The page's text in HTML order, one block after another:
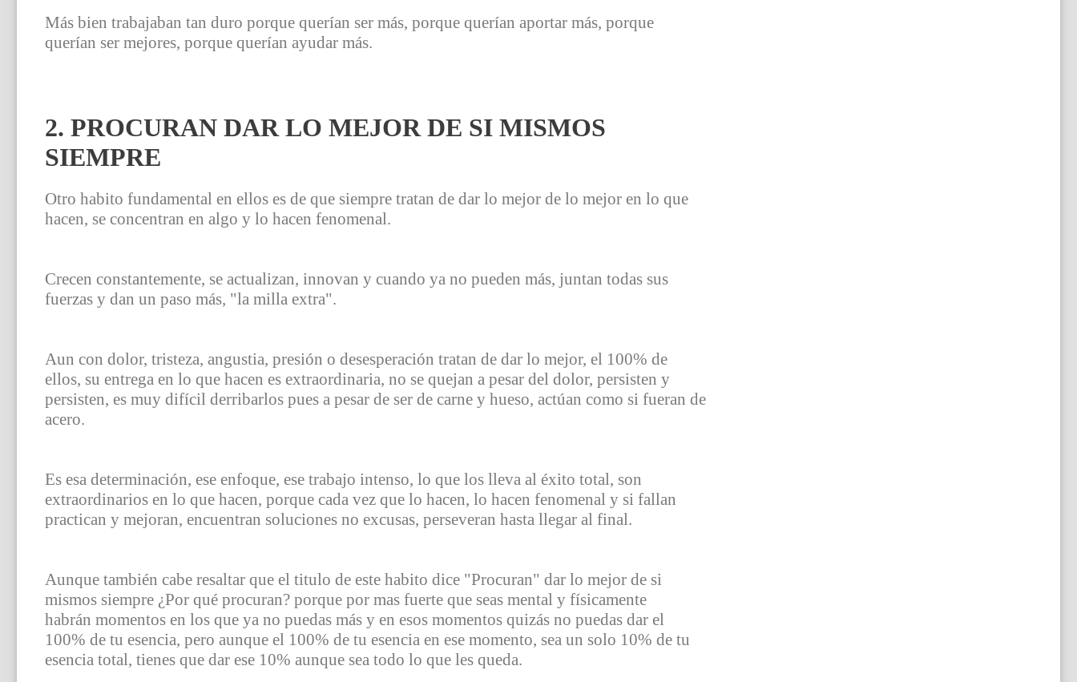
Más bien trabajaban tan duro porque querían ser más, porque querían aportar más, porque
querían ser mejores, porque querían ayudar más.
2. PROCURAN DAR LO MEJOR DE SI MISMOS
SIEMPRE
Otro habito fundamental en ellos es de que siempre tratan de dar lo mejor de lo mejor en lo que
hacen, se concentran en algo y lo hacen fenomenal.
Crecen constantemente, se actualizan, innovan y cuando ya no pueden más, juntan todas sus
fuerzas y dan un paso más, "la milla extra".
Aun con dolor, tristeza, angustia, presión o desesperación tratan de dar lo mejor, el 100% de
ellos, su entrega en lo que hacen es extraordinaria, no se quejan a pesar del dolor, persisten y
persisten, es muy difícil derribarlos pues a pesar de ser de carne y hueso, actúan como si fueran de
acero.
Es esa determinación, ese enfoque, ese trabajo intenso, lo que los lleva al éxito total, son
extraordinarios en lo que hacen, porque cada vez que lo hacen, lo hacen fenomenal y si fallan
practican y mejoran, encuentran soluciones no excusas, perseveran hasta llegar al final.
Aunque también cabe resaltar que el titulo de este habito dice "Procuran" dar lo mejor de si
mismos siempre ¿Por qué procuran? porque por mas fuerte que seas mental y físicamente
habrán momentos en los que ya no puedas más y en esos momentos quizás no puedas dar el
100% de tu esencia, pero aunque el 100% de tu esencia en ese momento, sea un solo 10% de tu
esencia total, tienes que dar ese 10% aunque sea todo lo que les queda.